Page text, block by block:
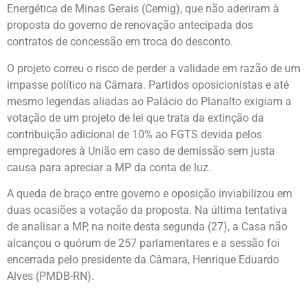
Energética de Minas Gerais (Cemig), que não aderiram à
proposta do governo de renovação antecipada dos
contratos de concessão em troca do desconto.
O projeto correu o risco de perder a validade em razão de um
impasse político na Câmara. Partidos oposicionistas e até
mesmo legendas aliadas ao Palácio do Planalto exigiam a
votação de um projeto de lei que trata da extinção da
contribuição adicional de 10% ao FGTS devida pelos
empregadores à União em caso de demissão sem justa
causa para apreciar a MP da conta de luz.
A queda de braço entre governo e oposição inviabilizou em
duas ocasiões a votação da proposta. Na última tentativa
de analisar a MP, na noite desta segunda (27), a Casa não
alcançou o quórum de 257 parlamentares e a sessão foi
encerrada pelo presidente da Câmara, Henrique Eduardo
Alves (PMDB-RN).